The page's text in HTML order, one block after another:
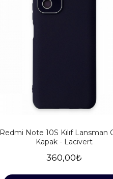
Redmi Note 10S Kılıf Lansman
Kapak - Lacivert
360,00₺